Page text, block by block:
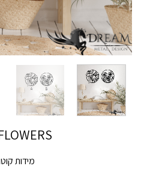
מידות קוטר